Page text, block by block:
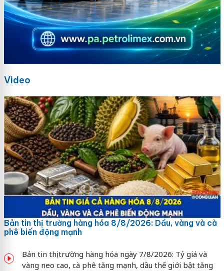
Video
Bản tin thị trường hàng hóa 8/8/2026: Dầu, vàng và cà
phê biến động mạnh
Bản tin thị trường hàng hóa ngày 7/8/2026: Tỷ giá và
vàng neo cao, cà phê tăng mạnh, dầu thế giới bật tăng